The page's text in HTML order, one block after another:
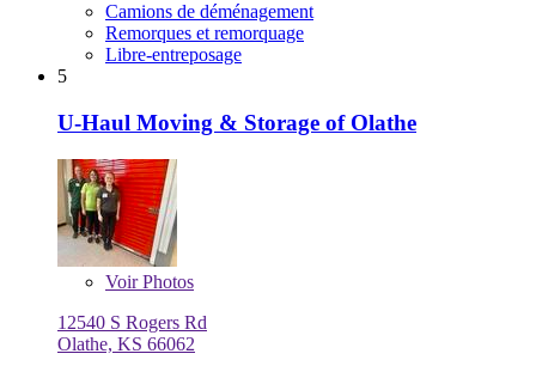
Camions de déménagement
Remorques et remorquage
Libre-entreposage
5
U-Haul Moving & Storage of Olathe
VoirPhotos
12540 S Rogers Rd
Olathe, KS 66062